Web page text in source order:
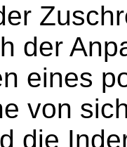
der
eines
von
die